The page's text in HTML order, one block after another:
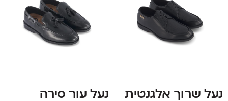
נעל שרוך אלגנטית
נעל עור סירה